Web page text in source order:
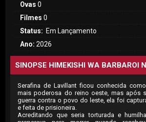
Ovas 0
Filmes 0
Status: Em Lançamento
Ano: 2026
SINOPSE HIMEKISHI WA BARBAROI
Serafina de Lavillant ficou conhecida
mais poderosa do reino oeste, mas após
guerra contra o povo do leste, ela foi
e feita de prisioneira.
Acreditando que seria torturada e